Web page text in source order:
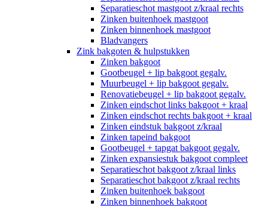
Separatieschot mastgoot z/kraal rechts
Zinken buitenhoek mastgoot
Zinken binnenhoek mastgoot
Bladvangers
Zink bakgoten & hulpstukken
Zinken bakgoot
Gootbeugel + lip bakgoot gegalv.
Muurbeugel + lip bakgoot gegalv.
Renovatiebeugel + lip bakgoot gegalv.
Zinken eindschot links bakgoot + kraal
Zinken eindschot rechts bakgoot + kraal
Zinken eindstuk bakgoot z/kraal
Zinken tapeind bakgoot
Gootbeugel + tapgat bakgoot gegalv.
Zinken expansiestuk bakgoot compleet
Separatieschot bakgoot z/kraal links
Separatieschot bakgoot z/kraal rechts
Zinken buitenhoek bakgoot
Zinken binnenhoek bakgoot